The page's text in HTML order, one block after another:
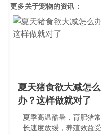
更多关于宠物的资讯：
夏天猪食欲大减怎
办？这样做就对了
夏季高温酷暑，育肥猪
长速度放缓，养殖效益